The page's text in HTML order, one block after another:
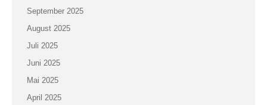
September 2025
August 2025
Juli 2025
Juni 2025
Mai 2025
April 2025